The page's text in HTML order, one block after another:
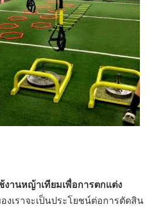
งานหญ้าเทียมเพื่อการตกแต่ง
งเราจะเป็นประโยชน์ต่อการตัดสิน